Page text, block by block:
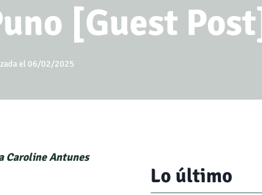
[Guest Post]
el 06/02/2025
Caroline Antunes
Lo último